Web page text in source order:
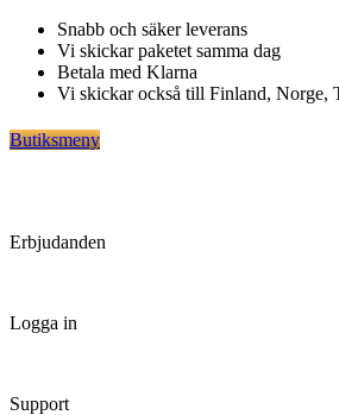
Hoppa
innehåll
Snabb och säker leverans
Vi skickar paketet samma dag
Betala med Klarna
Vi skickar också till Finland, Norge,
Butiksmeny
Erbjudanden
Logga in
Support